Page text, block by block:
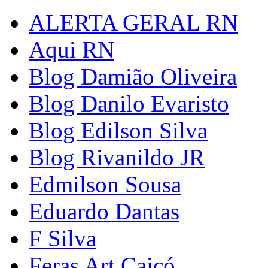
ALERTA GERAL RN
Aqui RN
Blog Damião Oliveira
Blog Danilo Evaristo
Blog Edilson Silva
Blog Rivanildo JR
Edmilson Sousa
Eduardo Dantas
F Silva